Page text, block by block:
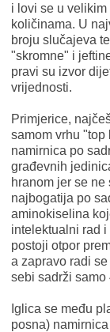
i lovi se u velikim
količinama. U
broju slučajeva te
"skromne" i
pravi su izvor
vrijednosti.
Primjerice,
samom vrhu
namirnica po
građevnih
hranom jer se
najbogatija po
aminokiselina
intelektualni rad
postoji otpor
a zapravo radi
sebi sadrži samo
Iglica se među
posna)